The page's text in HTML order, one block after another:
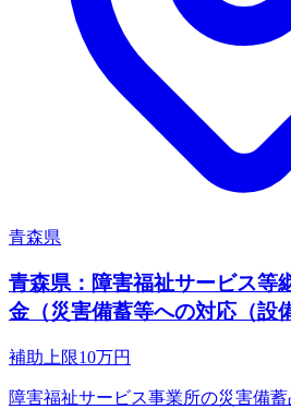
青森県
青森県：障害福祉サービス等
金（災害備蓄等への対応（設
補助上限10万円
障害福祉サービス事業所の災害備